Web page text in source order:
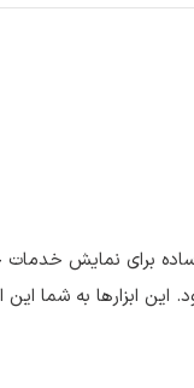
برای نمایش
این ابزارها به شما